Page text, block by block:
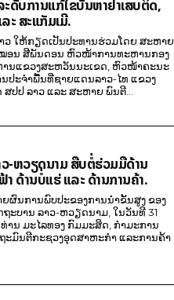
ດັບການແກ້ໄຂບັນຫາຢາເສບຕິດ,
ະ ສະແກັມເມີ.
ວ ໃຫ້ກຽດເປັນປະທານຮ່ວມໂດຍ ສະຫາຍ
ອນ ສີພັນດອນ ຫົວໜ້າການທະຫານກອງ
ນແຂວງສະຫວັນນະເຂດ, ຫົວໜ້າຄະນະ
ປະຈຳພື້ນທີ່ຊາຍແດນລາວ-ໄທ ແຂວງ
ປປ ລາວ ແລະ ສະຫາຍ ພົນຕີ...
-ຫວຽດນາມ ສືບຕໍ່ຮ່ວມມືດ້ານ
າ ດ້ານບໍ່ແຮ່ ແລະ ດ້ານການຄ້າ.
ຜົນການພົບປະຂອງການນຳຂັ້ນສູງ ຂອງ
ຖະບານ ລາວ-ຫວຽດນາມ, ໃນວັນທີ 31
ານ ມະໄລທອງ ກົມມະສິດ, ກຳມະການ
ະມົນຕີກະຊວງອຸດສາຫະກຳ ແລະການຄ້າ